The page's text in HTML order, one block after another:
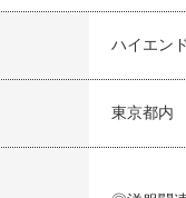
ハイエン
東京都内